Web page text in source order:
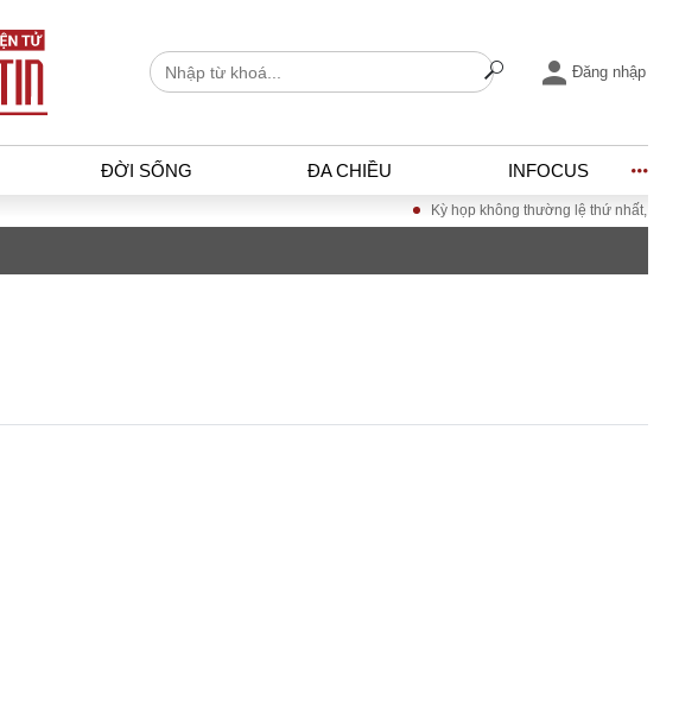
Đăng nhập
ĐỜI SỐNG ĐA CHIỀU INFOCUS
Giao thông – Đô thị
Kỳ họp không thường lệ thứ nhất, Quốc hội